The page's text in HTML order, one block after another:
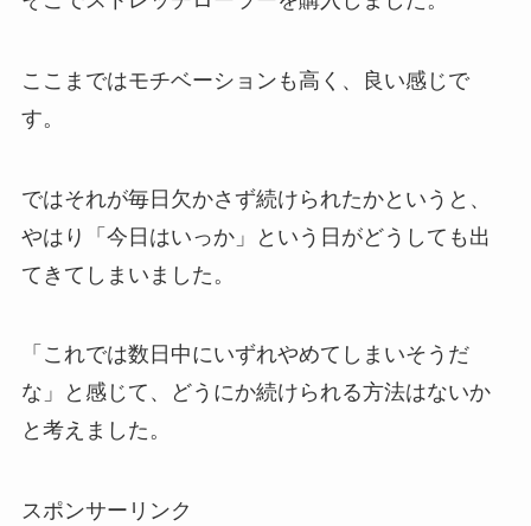
ここまではモチベーションも高く、良い感じで
す。
ではそれが毎日欠かさず続けられたかというと、
やはり「今日はいっか」という日がどうしても出
てきてしまいました。
「これでは数日中にいずれやめてしまいそうだ
な」と感じて、どうにか続けられる方法はないか
と考えました。
スポンサーリンク